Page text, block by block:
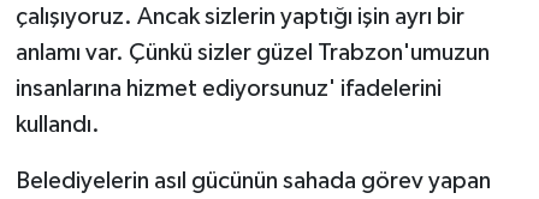
çalışıyoruz. Ancak sizlerin yaptığı işin ayrı bir
anlamı var. Çünkü sizler güzel Trabzon'umuzun
insanlarına hizmet ediyorsunuz' ifadelerini
kullandı.
Belediyelerin asıl gücünün sahada görev yapan